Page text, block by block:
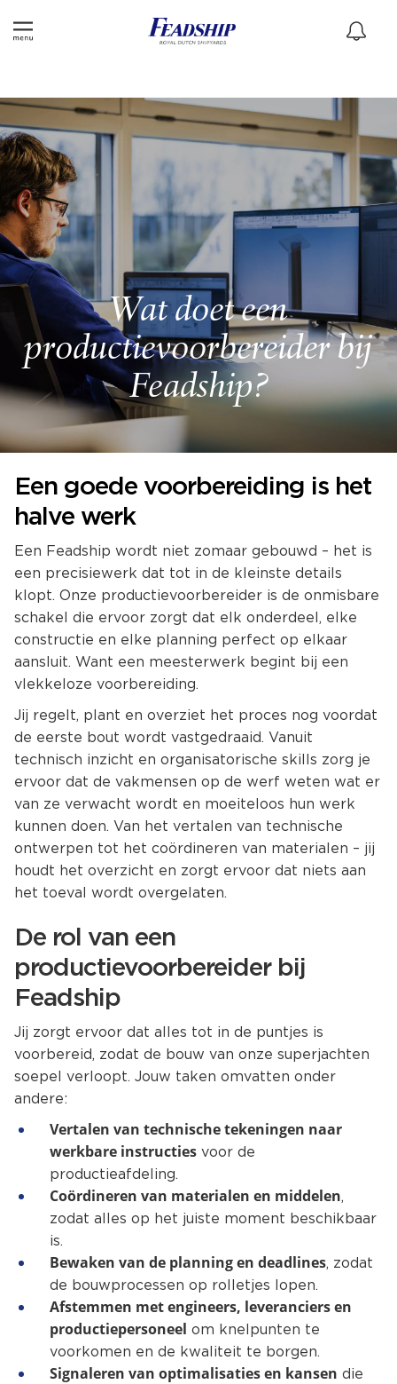
Wat doet een
productievoorbereider bij
Feadship?
Een goede voorbereiding is het
halve werk
Een Feadship wordt niet zomaar gebouwd – het is
een precisiewerk dat tot in de kleinste details
klopt. Onze productievoorbereider is de onmisbare
schakel die ervoor zorgt dat elk onderdeel, elke
constructie en elke planning perfect op elkaar
aansluit. Want een meesterwerk begint bij een
vlekkeloze voorbereiding.
Jij regelt, plant en overziet het proces nog voordat
de eerste bout wordt vastgedraaid. Vanuit
technisch inzicht en organisatorische skills zorg je
ervoor dat de vakmensen op de werf weten wat er
van ze verwacht wordt en moeiteloos hun werk
kunnen doen. Van het vertalen van technische
ontwerpen tot het coördineren van materialen – jij
houdt het overzicht en zorgt ervoor dat niets aan
het toeval wordt overgelaten.
De rol van een
productievoorbereider bij
Feadship
Jij zorgt ervoor dat alles tot in de puntjes is
voorbereid, zodat de bouw van onze superjachten
soepel verloopt. Jouw taken omvatten onder
andere:
Vertalen van technische tekeningen naar
werkbare instructies voor de
productieafdeling.
Coördineren van materialen en middelen,
zodat alles op het juiste moment beschikbaar
is.
Bewaken van de planning en deadlines, zodat
de bouwprocessen op rolletjes lopen.
Afstemmen met engineers, leveranciers en
productiepersoneel om knelpunten te
voorkomen en de kwaliteit te borgen.
Signaleren van optimalisaties en kansen die